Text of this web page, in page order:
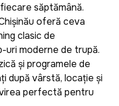
săptămână.
oferă ceva
clasic de
uri moderne de trupă.
și programele de
după vârstă, locație și
perfectă pentru